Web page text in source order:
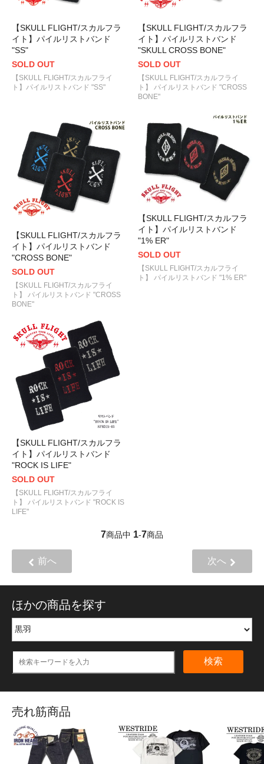
【SKULL FLIGHT/スカルフラ
イト】パイルリストバンド
"SS"
SOLD OUT
【SKULL FLIGHT/スカルフライ
ト】パイルリストバンド "SS"
【SKULL FLIGHT/スカルフラ
イト】パイルリストバンド
"SKULL CROSS BONE"
SOLD OUT
【SKULL FLIGHT/スカルフライ
ト】 パイルリストバンド "CROSS
BONE"
【SKULL FLIGHT/スカルフラ
イト】パイルリストバンド
"CROSS BONE"
SOLD OUT
【SKULL FLIGHT/スカルフライ
ト】 パイルリストバンド "CROSS
BONE"
【SKULL FLIGHT/スカルフラ
イト】パイルリストバンド
"1% ER"
SOLD OUT
【SKULL FLIGHT/スカルフライ
ト】 パイルリストバンド "1% ER"
【SKULL FLIGHT/スカルフラ
イト】パイルリストバンド
"ROCK IS LIFE"
SOLD OUT
【SKULL FLIGHT/スカルフライ
ト】 パイルリストバンド "ROCK IS
LIFE"
7商品中 1-7商品
前へ 次へ
ほかの商品を探す
検索
売れ筋商品